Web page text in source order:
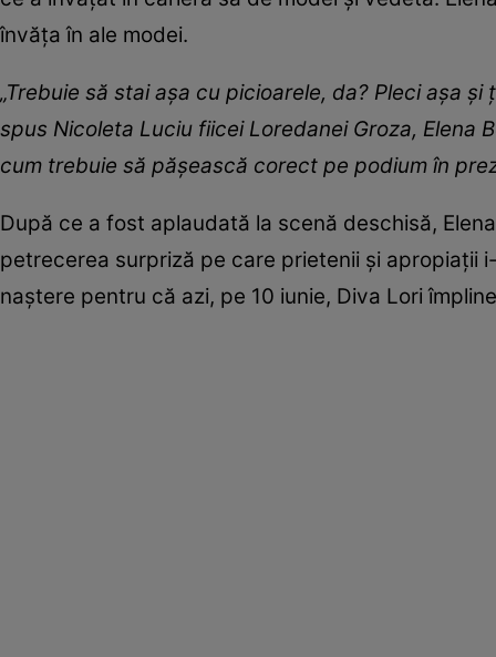
învăța în ale modei.
„Trebuie să stai așa cu picioarele, da? Pleci așa
spus Nicoleta Luciu fiicei Loredanei Groza, Elena
cum trebuie să pășească corect pe podium în
După ce a fost aplaudată la scenă deschisă,
petrecerea surpriză pe care prietenii și apropiații
naștere pentru că azi, pe 10 iunie, Diva Lori